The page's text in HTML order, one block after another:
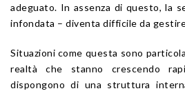
adeguato. In assenza di questo, la
infondata – diventa difficile da
Situazioni come questa sono
realtà che stanno crescendo
dispongono di una struttura